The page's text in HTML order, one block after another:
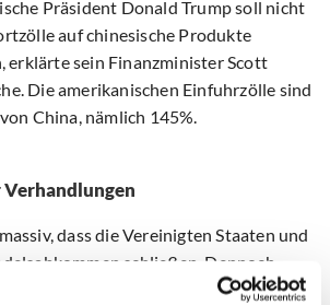
Präsident Donald Trump soll nicht
auf chinesische Produkte
erklärte sein Finanzminister Scott
Die amerikanischen Einfuhrzölle sind
China, nämlich 145%.
dass die Vereinigten Staaten und
schließen. Dennoch
beide Länder weiterhin über den